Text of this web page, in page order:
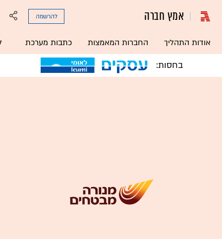
אמץ חברה
אודות התהליך החברות המאמצות כתבות מערכת
להרשמה
בחסות: